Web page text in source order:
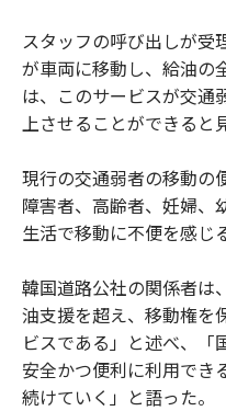
スタッフの呼び出しが受
が車両に移動し、給油の
は、このサービスが交通
上させることができると
現行の交通弱者の移動の
障害者、高齢者、妊婦、
生活で移動に不便を感じ
韓国道路公社の関係者は
油支援を超え、移動権を
ビスである」と述べ、「
安全かつ便利に利用でき
続けていく」と語った。